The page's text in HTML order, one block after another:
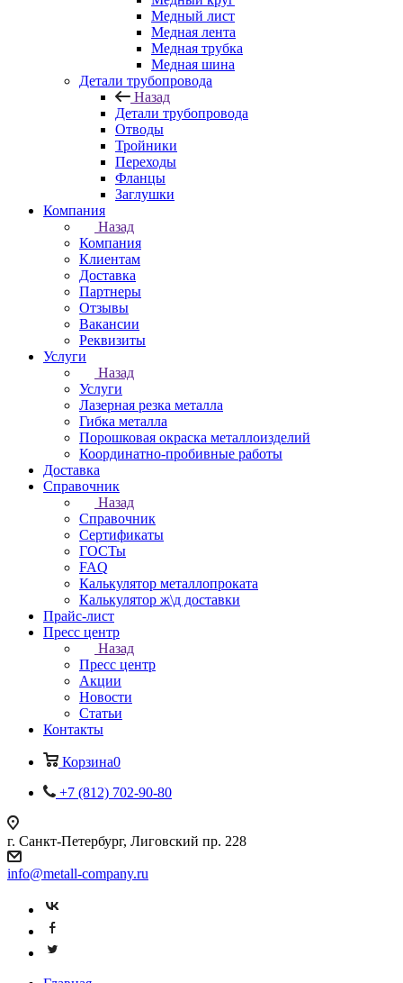
Медный лист
Медная лента
Медная трубка
Медная шина
Детали трубопровода
Назад
Детали трубопровода
Отводы
Тройники
Переходы
Фланцы
Заглушки
Компания
Назад
Компания
Клиентам
Доставка
Партнеры
Отзывы
Вакансии
Реквизиты
Услуги
Назад
Услуги
Лазерная резка металла
Гибка металла
Порошковая окраска металлоизделий
Координатно-пробивные работы
Доставка
Справочник
Назад
Справочник
Сертификаты
ГОСТы
FAQ
Калькулятор металлопроката
Калькулятор ж\д доставки
Прайс-лист
Пресс центр
Назад
Пресс центр
Акции
Новости
Статьи
Контакты
Корзина0
+7 (812) 702-90-80
г. Санкт-Петербург, Лиговский пр. 228
info@metall-company.ru